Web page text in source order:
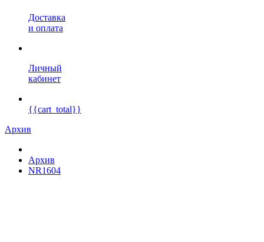
Доставка
и оплата
Личный
кабинет
{{cart_total}}
Архив
Архив
NR1604